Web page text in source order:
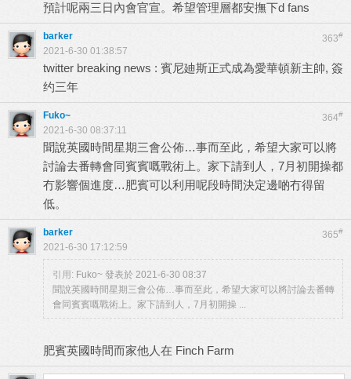
預計呢兩三日內會官宣。希望管理層都安撫下d fans
363#
barker
2021-6-30 01:38:57
twitter breaking news : 賓尼廸斯正式成為愛華頓新主帥, 簽
约三年
364#
Fuko~
2021-6-30 08:37:11
聞說英國時間星期三會公佈…事而至此，希望大家可以將
討論去番轉會同賓賓嘅戰術上。家下請到人，7月初開操都
冇影響個進度…肥賓可以利用呢段時間決定邊啲冇得留
低。
365#
barker
2021-6-30 17:12:59
引用: Fuko~ 發表於 2021-6-30 08:37
聞說英國時間星期三會公佈…事而至此，希望大家可以將討論去番轉
會同賓賓嘅戰術上。家下請到人，7月初開操 ...
肥賓英國時間而家他人在 Finch Farm